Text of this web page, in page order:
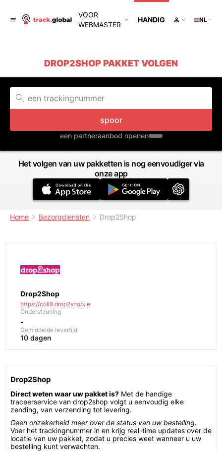
VOOR
WEBMASTER
HANDIG NL
DROP2SHOP PAKKET VOLGEN
spoor
een partneraanbod openen
Het volgen van uw pakketten is nog eenvoudiger via
onze app
Home Bezorgdiensten Drop2Shop
Drop2Shop
https://coll8.drop2shop.ie
Ondersteuning
-
Gemiddelde levertijd
10 dagen
Drop2Shop
Direct weten waar uw pakket is? Met de handige
traceerservice van drop2shop volgt u eenvoudig elke
zending, van verzending tot levering.
Geen onzekerheid meer over de status van uw bestelling.
Voer het trackingnummer in en krijg real-time updates over de
locatie van uw pakket, zodat u precies weet wanneer u uw
bestelling kunt verwachten.